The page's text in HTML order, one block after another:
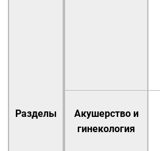
Разделы
Акушерство и
гинекология